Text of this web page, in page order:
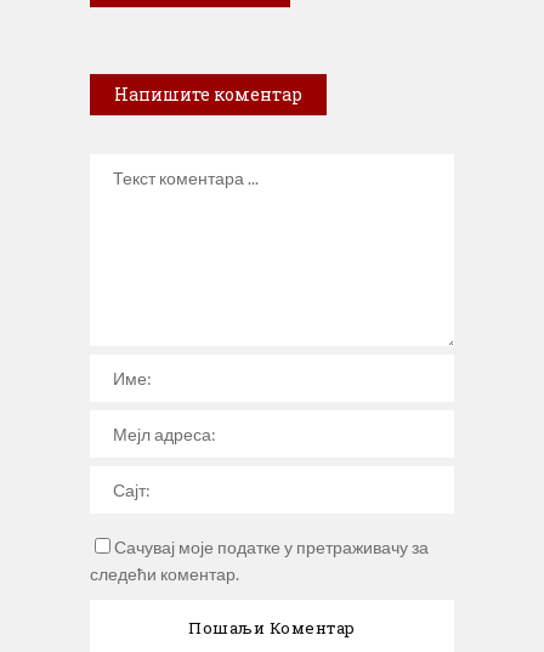
Напишите коментар
Сачувај моје податке у претраживачу за
следећи коментар.